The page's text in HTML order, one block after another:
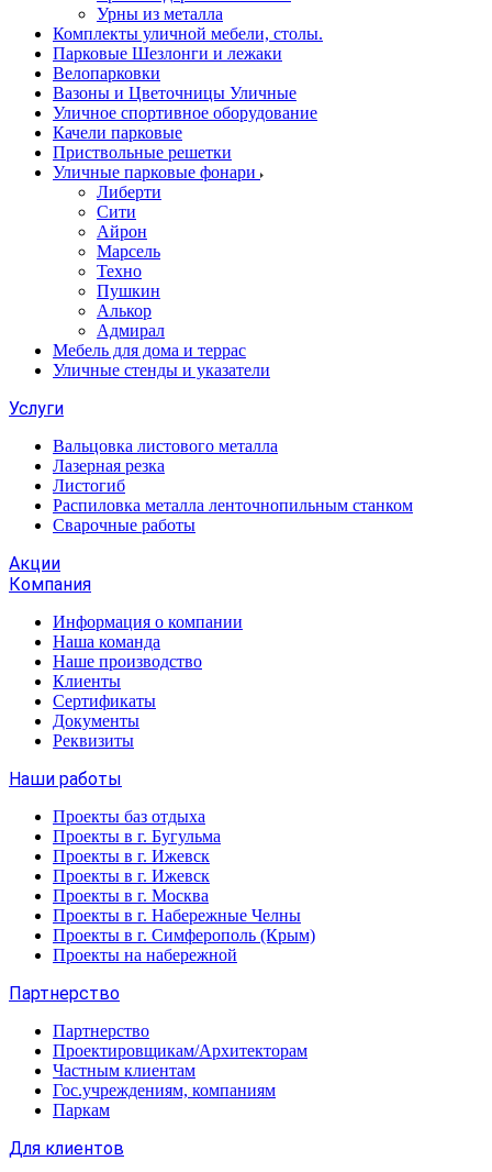
Урны из металла
Комплекты уличной мебели, столы.
Парковые Шезлонги и лежаки
Велопарковки
Вазоны и Цветочницы Уличные
Уличное спортивное оборудование
Качели парковые
Приствольные решетки
Уличные парковые фонари
Либерти
Сити
Айрон
Марсель
Техно
Пушкин
Алькор
Адмирал
Мебель для дома и террас
Уличные стенды и указатели
Услуги
Вальцовка листового металла
Лазерная резка
Листогиб
Распиловка металла ленточнопильным станком
Сварочные работы
Акции
Компания
Информация о компании
Наша команда
Наше производство
Клиенты
Сертификаты
Документы
Реквизиты
Наши работы
Проекты баз отдыха
Проекты в г. Бугульма
Проекты в г. Ижевск
Проекты в г. Ижевск
Проекты в г. Москва
Проекты в г. Набережные Челны
Проекты в г. Симферополь (Крым)
Проекты на набережной
Партнерство
Партнерство
Проектировщикам/Архитекторам
Частным клиентам
Гос.учреждениям, компаниям
Паркам
Для клиентов